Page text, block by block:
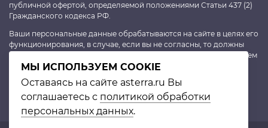
публичной офертой, определяемой положениями Статьи 437 (2)
Гражданского кодекса РФ.
Ваши персональные данные обрабатываются на сайте в целях его
функционирования, в случае, если вы не согласны, то должны
покинуть сайт. В противном случае это будет являться согласием
на обработку персональных данных, согласно
конфиденциальности
МЫ ИСПОЛЬЗУЕМ COOKIE
Оставаясь на сайте asterra.ru Вы
соглашаетесь с политикой обработки
персональных данных.